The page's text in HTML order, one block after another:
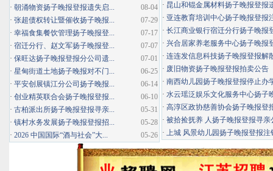
· 昆山和锟金属材料扬子晚报登报
· 亚连教育培训中心扬子晚报登报
· 长江商业银行宿迁分行扬子晚报
· 兴合居家养老服务中心扬子晚报
· 连连发信息科技扬子晚报登报解
· 废旧物资扬子晚报登报拍卖公告
· 南西幼儿园扬子晚报登报停止办
· 水云瑶泛娱乐文化服务中心扬子
· 高淳区政协慈善协会扬子晚报登
· 被拾捡抚养 人扬子晚报登报寻亲
· 上城 风景幼儿园扬子晚报登报注
08-04
· 朝涌物资扬子晚报登报遗失启...
07-29
· 张超债权转让暨催收扬子晚报...
07-17
· 幸福食集餐饮管理扬子晚报登...
07-07
· 宿迁分行、赵文军扬子晚报登...
07-01
· 保旺达扬子晚报登报分公司遗...
06-25
· 星甸街道土地扬子晚报对不门...
06-14
· 平安创展镇江分公司扬子晚报...
06-10
· 创业精英联合会扬子晚报登报...
05-31
· 古柏派出所扬子晚报登报寻亲...
05-28
· 镇村水务发展扬子晚报登报招...
05-26
· 2026 中国国际“酒与社会”大...